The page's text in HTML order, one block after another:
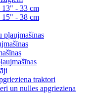
13" - 33 cm
15" - 38 cm
pļaujmašīnas
traktori
un nulles apgrieziena